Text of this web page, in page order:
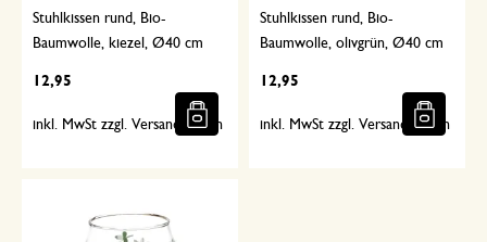
Stuhlkissen rund, Bio-
Baumwolle, kiezel, Ø40 cm
12,95
inkl. MwSt zzgl. Versandkosten
Stuhlkissen rund, Bio-
Baumwolle, olivgrün, Ø40 cm
12,95
inkl. MwSt zzgl. Versandkosten